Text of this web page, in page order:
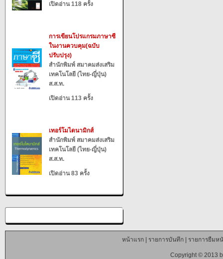
เปิดอ่าน 118 ครั้ง
การเขียนโปรแกรมภาษาซี
ในงานควบคุม(ฉบับ
ปรับปรุง)
สำนักพิมพ์ สมาคมส่งเสริม
เทคโนโลยี (ไทย-ญี่ปุ่น)
ส.ส.ท.
เปิดอ่าน 113 ครั้ง
เทอร์โมไดนามิกส์
สำนักพิมพ์ สมาคมส่งเสริม
เทคโนโลยี (ไทย-ญี่ปุ่น)
ส.ส.ท.
เปิดอ่าน 83 ครั้ง
หน้าแรก| รายการบันทึก| รายการยืมห
Copyright © 2013